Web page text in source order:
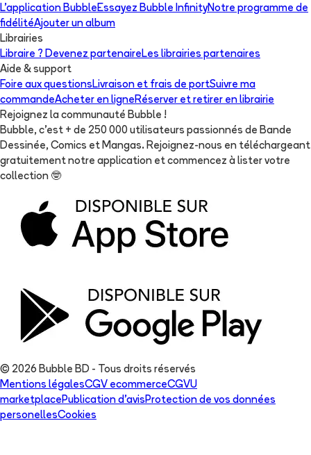
L'application BubbleEssayez Bubble InfinityNotre programme de
fidélitéAjouter un album
Librairies
Libraire ? Devenez partenaireLes librairies partenaires
Aide & support
Foire aux questionsLivraison et frais de portSuivre ma
commandeAcheter en ligneRéserver et retirer en librairie
Rejoignez la communauté Bubble !
Bubble, c'est + de 250 000 utilisateurs passionnés de Bande
Dessinée, Comics et Mangas. Rejoignez-nous en téléchargeant
gratuitement notre application et commencez à lister votre
collection 🤓
© 2026 Bubble BD - Tous droits réservés
Mentions légalesCGV ecommerceCGVU
marketplacePublication d'avisProtection de vos données
personellesCookies